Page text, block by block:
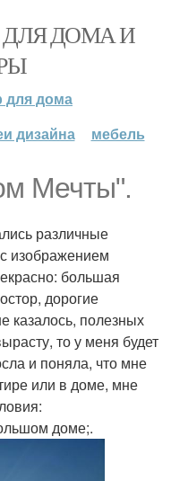
ДЛЯ ДОМА И
для дома
дизайна мебель
Мечты".
различные
изображением
большая
дорогие
казалось, полезных
то у меня будет
и поняла, что мне
или в доме, мне
доме;.